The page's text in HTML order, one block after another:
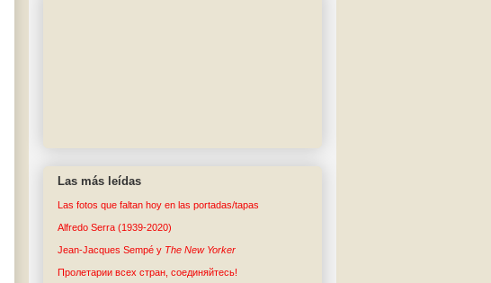
Las más leídas
Las fotos que faltan hoy en las portadas/tapas
Alfredo Serra (1939-2020)
Jean-Jacques Sempé y The New Yorker
Пролетарии всех стран, соединяйтесь!